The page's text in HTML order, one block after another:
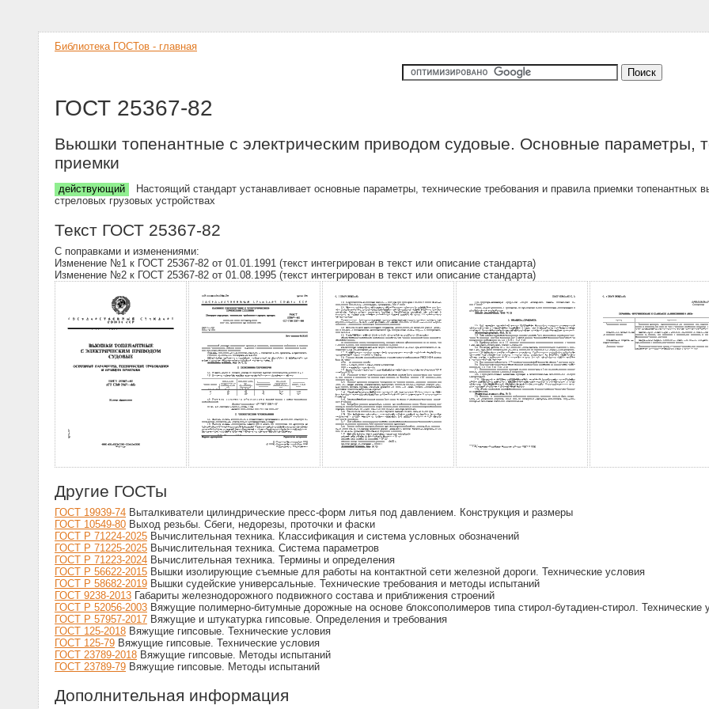
Библиотека ГОСТов - главная
ГОСТ 25367-82
Вьюшки топенантные с электрическим приводом судовые. Основные параметры,
приемки
действующий
Настоящий стандарт устанавливает основные параметры, технические требования и правила приемки
стреловых грузовых устройствах
Текст ГОСТ 25367-82
С поправками и изменениями:
Изменение №1 к ГОСТ 25367-82 от 01.01.1991 (текст интегрирован в текст или описание стандарта)
Изменение №2 к ГОСТ 25367-82 от 01.08.1995 (текст интегрирован в текст или описание стандарта)
Другие ГОСТы
ГОСТ 19939-74 Выталкиватели цилиндрические пресс-форм литья под давлением. Конструкция и размеры
ГОСТ 10549-80 Выход резьбы. Сбеги, недорезы, проточки и фаски
ГОСТ Р 71224-2025 Вычислительная техника. Классификация и система условных обозначений
ГОСТ Р 71225-2025 Вычислительная техника. Система параметров
ГОСТ Р 71223-2024 Вычислительная техника. Термины и определения
ГОСТ Р 56622-2015 Вышки изолирующие съемные для работы на контактной сети железной дороги. Технические условия
ГОСТ Р 58682-2019 Вышки судейские универсальные. Технические требования и методы испытаний
ГОСТ 9238-2013 Габариты железнодорожного подвижного состава и приближения строений
ГОСТ Р 52056-2003 Вяжущие полимерно-битумные дорожные на основе блоксополимеров типа стирол-бутадиен-стирол. Технические
ГОСТ Р 57957-2017 Вяжущие и штукатурка гипсовые. Определения и требования
ГОСТ 125-2018 Вяжущие гипсовые. Технические условия
ГОСТ 125-79 Вяжущие гипсовые. Технические условия
ГОСТ 23789-2018 Вяжущие гипсовые. Методы испытаний
ГОСТ 23789-79 Вяжущие гипсовые. Методы испытаний
Дополнительная информация